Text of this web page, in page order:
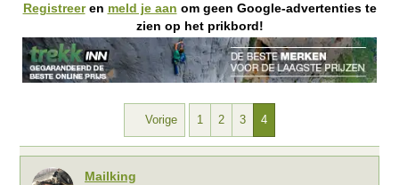
d
r
w
e
t
a
a
t
d
a
Registreeren meld je aan om geen Google-advertenties te
zien op het prikbord!
Vorige 1 2 3 4
Mailking